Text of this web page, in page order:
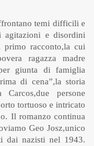
temi difficili e
agitazioni e disordini
racconto,la cui
ragazza madre
giunta di famiglia
di cena”,la storia
persone
tortuoso e intricato
Il romanzo continua
Geo Josz,unico
dai nazisti nel 1943.